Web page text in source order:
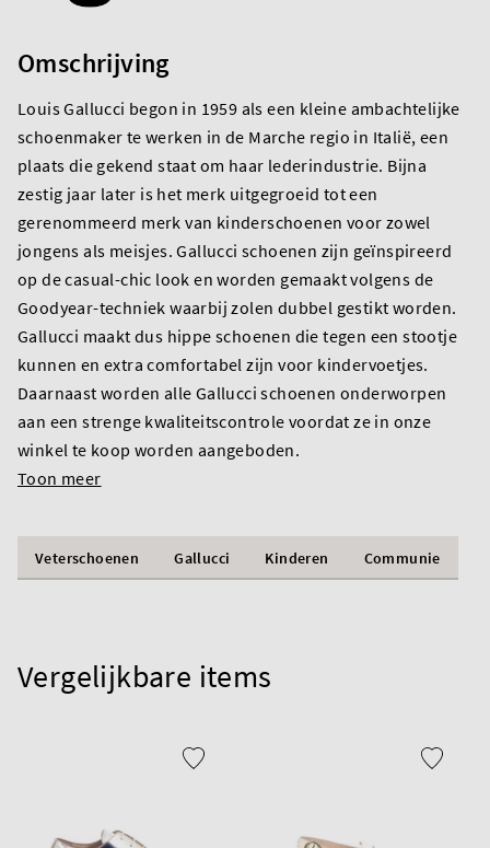
Omschrijving
Louis Gallucci begon in 1959 als een kleine ambachtelijke
schoenmaker te werken in de Marche regio in Italië, een
plaats die gekend staat om haar lederindustrie. Bijna
zestig jaar later is het merk uitgegroeid tot een
gerenommeerd merk van kinderschoenen voor zowel
jongens als meisjes. Gallucci schoenen zijn geïnspireerd
op de casual-chic look en worden gemaakt volgens de
Goodyear-techniek waarbij zolen dubbel gestikt worden.
Gallucci maakt dus hippe schoenen die tegen een stootje
kunnen en extra comfortabel zijn voor kindervoetjes.
Daarnaast worden alle Gallucci schoenen onderworpen
aan een strenge kwaliteitscontrole voordat ze in onze
winkel te koop worden aangeboden.
Toon meer
Veterschoenen Gallucci Kinderen Communie
Vergelijkbare items